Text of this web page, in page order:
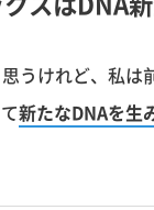
うけれど、私は
新たなDNAを生